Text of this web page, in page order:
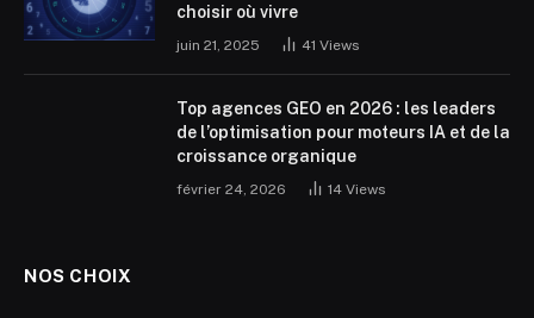
choisir où vivre
juin 21, 2025 41 Views
Top agences GEO en 2026 : les leaders
de l’optimisation pour moteurs IA et de la
croissance organique
février 24, 2026 14 Views
NOS CHOIX